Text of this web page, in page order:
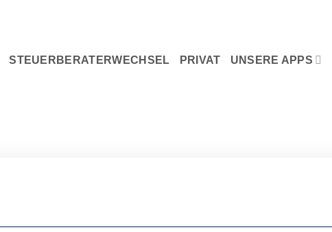
STEUERBERATERWECHSEL PRIVAT UNSERE APPS